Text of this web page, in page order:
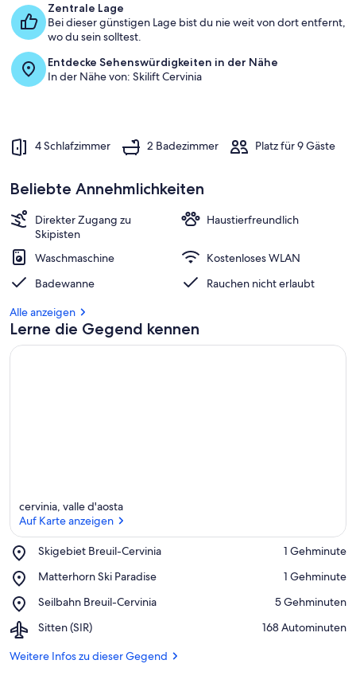
Zentrale Lage
Bei dieser günstigen Lage bist du nie weit von dort entfernt,
wo du sein solltest.
Entdecke Sehenswürdigkeiten in der Nähe
In der Nähe von: Skilift Cervinia
4 Schlafzimmer 2 Badezimmer Platz für 9 Gäste
Beliebte Annehmlichkeiten
Direkter Zugang zu
Skipisten
Haustierfreundlich
Waschmaschine
Kostenloses WLAN
Badewanne
Rauchen nicht erlaubt
Alle anzeigen
Lerne die Gegend kennen
cervinia, valle d'aosta
Auf Karte anzeigen
Skigebiet Breuil-Cervinia
Place,
Breuil-
‪1 Gehminute‬
Matterhorn Ski Paradise
Place,
Ski
‪1 Gehminute‬
Seilbahn Breuil-Cervinia
Place,
Breuil-
‪5 Gehminuten‬
Sitten (SIR)
Airport,
(SIR)
‪168 Autominuten‬
Weitere Infos zu dieser Gegend